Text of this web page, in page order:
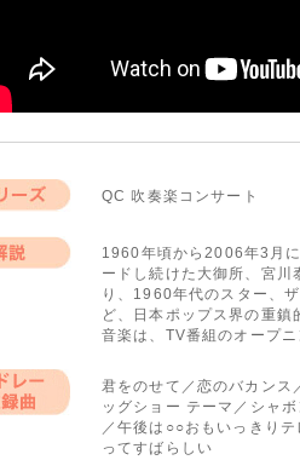
QC 吹奏楽コンサート
1960年頃から2006年3月
ードし続けた大御所、宮川
り、1960年代のスター、
ど、日本ポップス界の重
音楽は、TV番組のオープニ
君をのせて／恋のバカンス
ッグショー テーマ／シャ
／午後は○○おもいっきり
ってすばらしい